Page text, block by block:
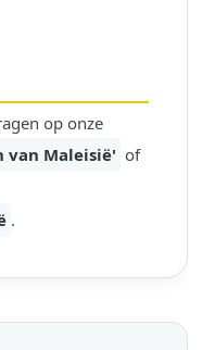
op onze
van Maleisië' of
.